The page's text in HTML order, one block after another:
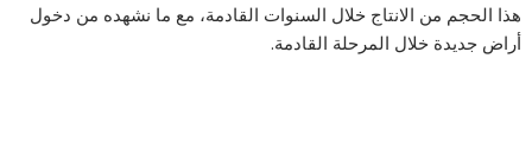
هذا الحجم من الانتاج خلال السنوات القادمة، مع ما نشهده من دخول
أراض جديدة خلال المرحلة القادمة.